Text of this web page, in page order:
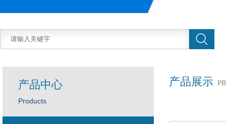
产品展示
产品中心
Products